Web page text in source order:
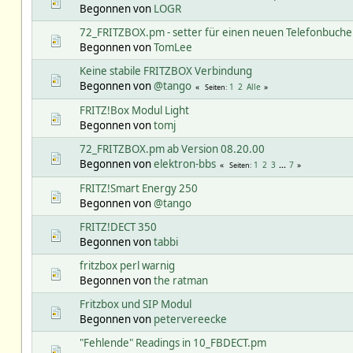
Begonnen von LOGR
72_FRITZBOX.pm - setter für einen neuen
Begonnen vonTomLee
Keine stabile FRITZBOX Verbindung
Begonnen von@tango Seiten 1 2 Alle
FRITZ!Box Modul Light
Begonnen vontomj
72_FRITZBOX.pm ab Version 08.20.00
Begonnen vonelektron-bbs Seiten 1 2 3 ... 7
FRITZ!Smart Energy 250
Begonnen von@tango
FRITZ!DECT 350
Begonnen vontabbi
fritzbox perl warnig
Begonnen vonthe ratman
Fritzbox und SIP Modul
Begonnen von petervereecke
"Fehlende" Readings in 10_FBDECT.pm